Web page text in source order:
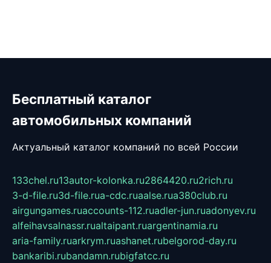
Бесплатный каталог
автомобильных компаний
Актуальный каталог компаний по всей России
133chel.ru13autor-kolonka.ru2864420.ru2rich.ru
3-d-file.ru3d-file.rua-cdc.ruaalse.rua380club.ru
airgungames.ruaccounts-112.ruadler-jun.ruadonyev.ru
alfeihavsalnassr.rualtaipant.ruargentinamia.ru
aria-family.ruarkrym.ruashanet.rubelgorod-day.ru
bankaribi.rubandamn.rubigfatcc.ru